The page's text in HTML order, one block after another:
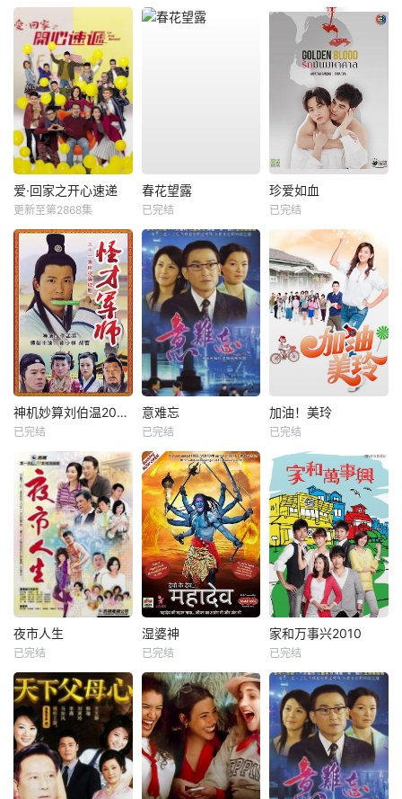
爱·回家之开心速递
更新至第2868集
春花望露
已完结
珍爱如血
已完结
神机妙算刘伯温2006
已完结
意难忘
已完结
加油！美玲
已完结
夜市人生
已完结
湿婆神
已完结
家和万事兴2010
已完结